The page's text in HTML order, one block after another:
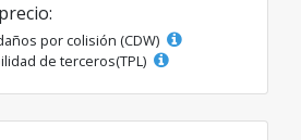
por colisión (CDW)
de terceros(TPL)